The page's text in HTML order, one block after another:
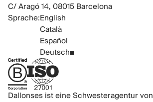
C/ Aragó 14, 08015 Barcelona
Sprache:English
Català
Español
Deutsch
B Corp Certified
ISO 27001 Certified
Dallonses ist eine Schwesteragentur von